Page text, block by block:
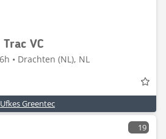
VC
• Drachten (NL), NL
Ufkes Greentec
19